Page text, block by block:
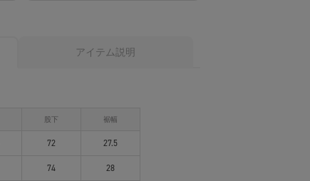
アイテム説明
股下 裾幅
72 27.5
74 28